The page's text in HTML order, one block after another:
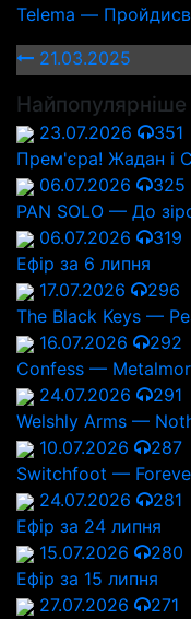
Telema —
21.03.2025
Найпопулярніше
23.07.2026
351
Прем'єра! Жадан і
06.07.2026
325
PAN SOLO — До
06.07.2026
319
Ефір за 6 липня
17.07.2026
296
The Black Keys —
16.07.2026
292
Confess —
24.07.2026
291
Welshly Arms —
10.07.2026
287
Switchfoot —
24.07.2026
281
Ефір за 24 липня
15.07.2026
280
Ефір за 15 липня
27.07.2026
271